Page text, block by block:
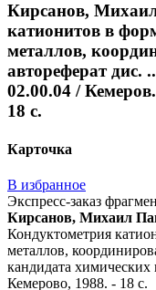
Кирсанов,
катионитов в
металлов,
автореферат дис.
02.00.04 /
18 с.
Карточка
В избранное
Экспресс-заказ
Кирсанов, Михаил
Кондуктометрия
металлов,
кандидата химических
Кемерово, 1988. - 18 с.